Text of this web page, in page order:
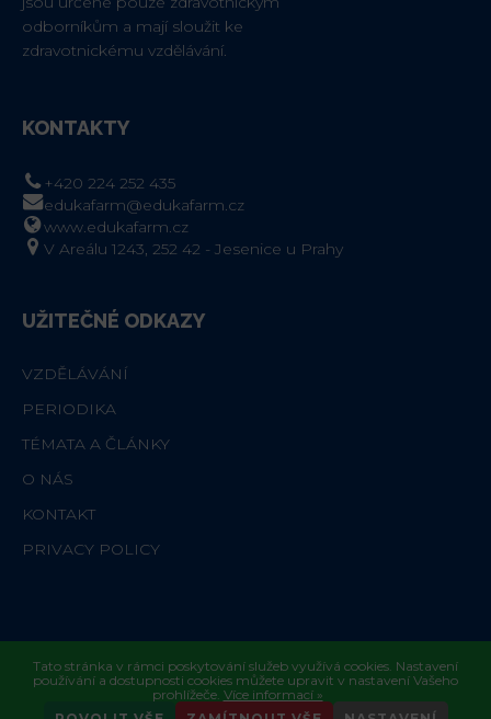
odborníkům a mají sloužit ke
zdravotnickému vzdělávání.
KONTAKTY
+420 224 252 435
edukafarm@edukafarm.cz
www.edukafarm.cz
V Areálu 1243, 252 42 - Jesenice u Prahy
UŽITEČNÉ ODKAZY
VZDĚLÁVÁNÍ
PERIODIKA
TÉMATA A ČLÁNKY
O NÁS
KONTAKT
PRIVACY POLICY
PRIVACY POLICY
Tato stránka v rámci poskytování služeb využívá cookies. Nastavení
používání a dostupnosti cookies můžete upravit v nastavení Vašeho
prohlížeče. Více informací »